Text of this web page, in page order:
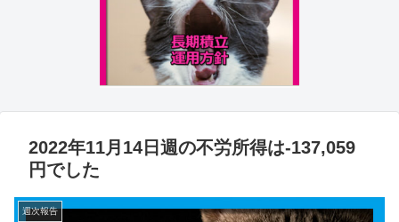
2022年11月14日週の不労所得は-137,059
円でした
週次報告